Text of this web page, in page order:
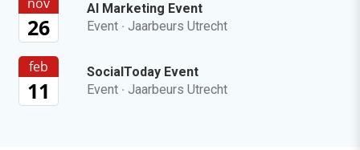
26
AI Marketing Event
Event · Jaarbeurs Utrecht
feb
11
SocialToday Event
Event · Jaarbeurs Utrecht